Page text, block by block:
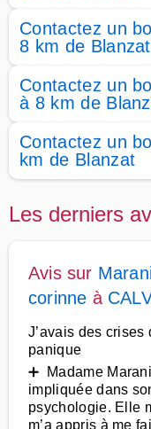
Contactez un
8 km de Blanzat
Contactez un
à 8 km de
Contactez un
km de Blanzat
Les derniers
Avis sur
corinne à
J’avais des crises
panique
➕ Madame
impliquée dans
psychologie. Elle
m’a appris à me